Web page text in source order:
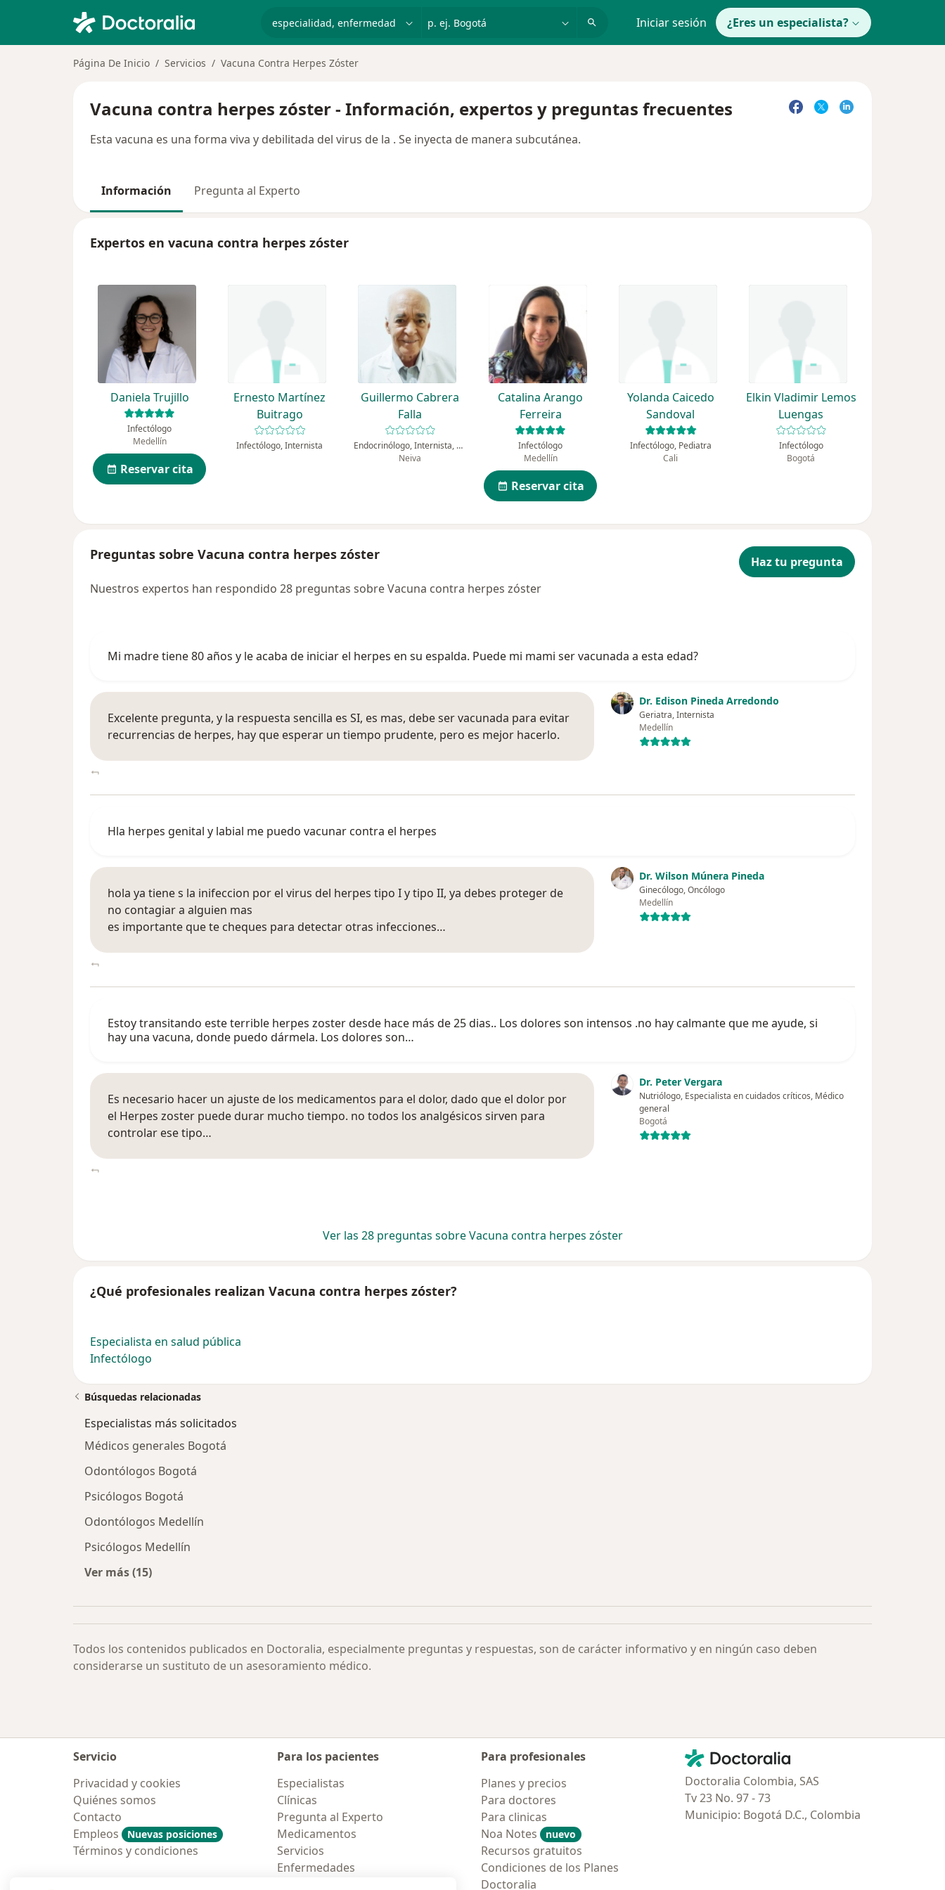
p. ej. Bogotá Iniciar sesión ¿Eres un especialista?
Página De Inicio Servicios Vacuna Contra Herpes Zóster
Vacuna contra herpes zóster - Información, expertos y preguntas frecuentes
Esta vacuna es una forma viva y debilitada del virus de la . Se inyecta de manera subcutánea.
Información Pregunta al Experto
Expertos en vacuna contra herpes zóster
Daniela Trujillo
Infectólogo
Medellín
Reservar cita
Ernesto Martínez
Buitrago
Infectólogo, Internista
Guillermo Cabrera
Falla
Endocrinólogo, Internista, Especialista en salud pública
Neiva
Catalina Arango
Ferreira
Infectólogo
Medellín
Reservar cita
Yolanda Caicedo
Sandoval
Infectólogo, Pediatra
Cali
Elkin Vladimir Lemos
Luengas
Infectólogo
Bogotá
Preguntas sobre Vacuna contra herpes zóster
Haz tu pregunta
Nuestros expertos han respondido 28 preguntas sobre Vacuna contra herpes zóster
Mi madre tiene 80 años y le acaba de iniciar el herpes en su espalda. Puede mi mami ser vacunada a esta edad?
Dr. Edison Pineda Arredondo
Geriatra, Internista
Medellín
Excelente pregunta, y la respuesta sencilla es SI, es mas, debe ser vacunada para evitar
recurrencias de herpes, hay que esperar un tiempo prudente, pero es mejor hacerlo.
Hla herpes genital y labial me puedo vacunar contra el herpes
Dr. Wilson Múnera Pineda
Ginecólogo, Oncólogo
Medellín
hola ya tiene s la inifeccion por el virus del herpes tipo I y tipo II, ya debes proteger de
no contagiar a alguien mas
es importante que te cheques para detectar otras infecciones…
Estoy transitando este terrible herpes zoster desde hace más de 25 dias.. Los dolores son intensos .no hay calmante que me ayude, si
hay una vacuna, donde puedo dármela. Los dolores son…
Dr. Peter Vergara
Nutriólogo, Especialista en cuidados críticos, Médico
general
Bogotá
Es necesario hacer un ajuste de los medicamentos para el dolor, dado que el dolor por
el Herpes zoster puede durar mucho tiempo. no todos los analgésicos sirven para
controlar ese tipo…
Ver las 28 preguntas sobre Vacuna contra herpes zóster
¿Qué profesionales realizan Vacuna contra herpes zóster?
Especialista en salud pública
Infectólogo
Búsquedas relacionadas
Especialistas más solicitados
Médicos generales Bogotá
Odontólogos Bogotá
Psicólogos Bogotá
Odontólogos Medellín
Psicólogos Medellín
Ver más (15)
Todos los contenidos publicados en Doctoralia, especialmente preguntas y respuestas, son de carácter informativo y en ningún caso deben
considerarse un sustituto de un asesoramiento médico.
Servicio
Privacidad y cookies
Quiénes somos
Contacto
Empleos
Nuevas posiciones
Términos y condiciones
Para los pacientes
Especialistas
Clínicas
Pregunta al Experto
Medicamentos
Servicios
Enfermedades
Para profesionales
Planes y precios
Para doctores
Para clinicas
Noa Notes
nuevo
Recursos gratuitos
Condiciones de los Planes
Doctoralia
Contacto
Doctoralia - Página de inicio
Doctoralia Colombia, SAS
Tv 23 No. 97 - 73
Municipio: Bogotá D.C., Colombia